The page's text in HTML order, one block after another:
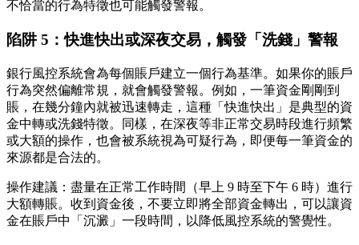
不恰當的行為特徵也可能觸發警報。
陷阱 5：快進快出或深夜交易，觸發「洗錢」警報
銀行風控系統會為每個賬戶建立一個行為基準。如果你的賬戶
行為突然偏離常規，就會觸發警報。例如，一筆資金剛剛到
賬，在幾分鐘內就被迅速轉走，這種「快進快出」是典型的資
金中轉或洗錢特徵。同樣，在深夜等非正常交易時段進行頻繁
或大額的操作，也會被系統視為可疑行為，即便每一筆資金的
來源都是合法的。
操作建議 ：盡量在正常工作時間（早上 9 時至下午 6 時）進行
大額轉賬。收到資金後，不要立即將全部資金轉出，可以讓資
金在賬戶中「沉澱」一段時間，以降低風控系統的警覺性。